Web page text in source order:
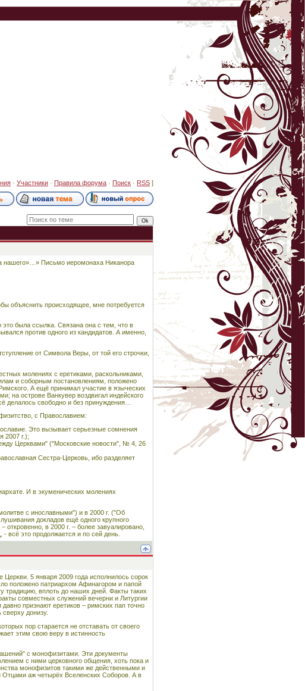
· Участники · Правила форума · Поиск · RSS ]
нашего»…» Письмо иеромонаха Никанора
объяснить происходящее, мне потребуется
была ссылка. Связана она с тем, что в
против одного из кандидатов. А именно,
от Символа Веры, от той его строчки,
молениях с еретиками, раскольниками,
и соборным постановлениям, положено
А ещё принимал участие в языческих
на острове Ванкувер воздвигал индейского
делалось свободно и без принуждения…
с Православием:
Это вызывает серьезные сомнения
2007 г.);
Церквами" ("Московские новости", № 4, 26
Сестра-Церковь, ибо разделяет
И в экуменических молениях
с инославными") и в 2000 г. ("Об
докладов ещё одного крупного
в 2000 г. – более завуалировано,
всё это продолжается и по сей день.
5 января 2009 года исполнилось сорок
положено патриархом Афинагором и папой
традицию, вплоть до наших дней. Факты таких
совместных служений вечерни и Литургии
признают еретиков – римских пап точно
донизу.
пор старается не отставать от своего
этим свою веру в истинность
с монофизитами. Эти документы
с ними церковного общения, хоть пока и
монофизитов такими же действенными и
аж четырёх Вселенских Соборов. А в